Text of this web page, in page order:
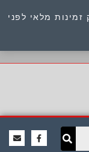
מלאי לפני
כתובת : היוזמים 9 אור יהודה שירות לקוחות 054-